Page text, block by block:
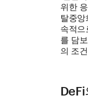
위한
탈중
속적
를 담
의 조